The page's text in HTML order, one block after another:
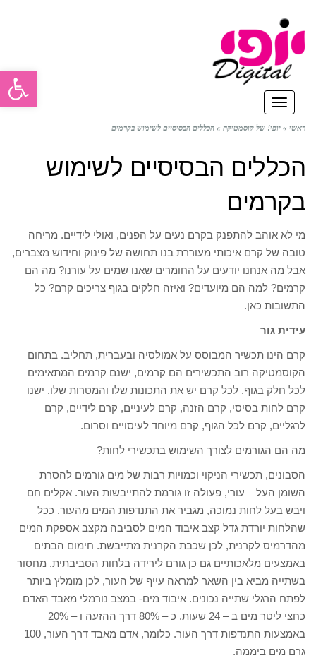
תפריט
ראשי » יופי! של קוסמטיקה » הכללים הבסיסיים לשימוש בקרמים
הכללים הבסיסיים לשימוש
בקרמים
מי לא אוהב להתפנק בקרם נעים על הפנים, ואולי לידיים. מריחה
טובה של קרם איכותי מעוררת בנו תחושה של פינוק וחידוש מצברים,
אבל מה אנחנו יודעים על החומרים שאנו שמים על עורנו? מה הם
קרמים? למה הם מיועדים? ואיזה חלקים בגוף צריכים קרם? כל
התשובות כאן.
עידית גור
קרם הינו תכשיר המבוסס על אמולסיה ובעברית, תחליב. בתחום
הקוסמטיקה רוב התכשירים הם קרמים, ישנם קרמים המתאימים
לכל חלק בגוף. לכל קרם יש את התכונות שלו והמטרות שלו. ישנו
קרם לחות בסיסי, קרם הזנה, קרם לעיניים, קרם לידיים, קרם
לרגליים, קרם לכל הגוף, קרם מיוחד לעיסויים וסרום.
מה הם הגורמים לצורך השימוש בתכשירי לחות?
הסבונים, תכשירי הניקוי וכמויות רבות של מים גורמים להסרת
השומן העל – עורי, פעולה זו גורמת להתייבשות העור. אקלים חם
ויבש בעל לחות נמוכה, מגביר את התנדפות המים מהעור. ככל
שהלחות יורדת גדל קצב איבוד המים לסביבה מקצב אספקת המים
מהדרמיס לקרנית, לכן שכבת הקרנית מתייבשת. חימום הבתים
באמצעים מלאכותיים גם כן גורם לירידה בלחות הסביבתית. מחסור
בשתייה מביא בין השאר למראה עייף של העור, לכן מומלץ ביותר
לפתח הרגלי שתייה נכונים. איבוד מים- במצב נורמלי מאבד האדם
כחצי ליטר מים ב – 24 שעות. כ – 80% דרך ההזעה ו – 20%
באמצעות התנדפות דרך העור. כלומר, אדם מאבד דרך העור, 100
גרם מים ביממה.
פתח